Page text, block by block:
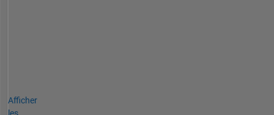
Afficher
les